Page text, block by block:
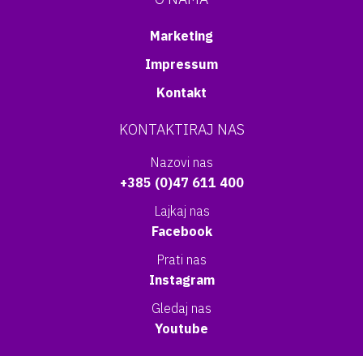
Marketing
Impressum
Kontakt
KONTAKTIRAJ NAS
Nazovi nas
+385 (0)47 611 400
Lajkaj nas
Facebook
Prati nas
Instagram
Gledaj nas
Youtube